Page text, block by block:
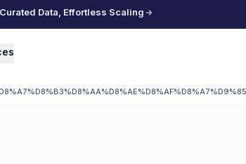
Data, Effortless Scaling